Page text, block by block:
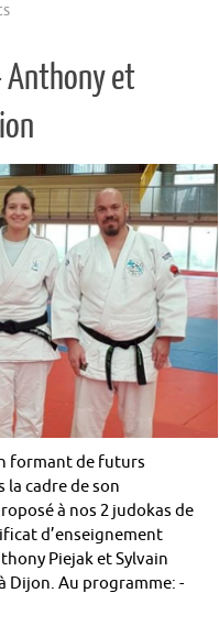
Anthony et
formant de futurs
cadre de son
à nos 2 judokas de
d’enseignement
Piejak et Sylvain
Dijon. Au programme: -